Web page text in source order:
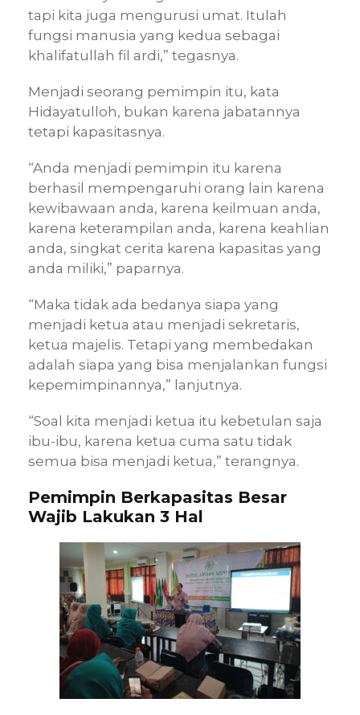
tapi kita juga mengurusi umat. Itulah
fungsi manusia yang kedua sebagai
khalifatullah fil ardi,” tegasnya.
Menjadi seorang pemimpin itu, kata
Hidayatulloh, bukan karena jabatannya
tetapi kapasitasnya.
“Anda menjadi pemimpin itu karena
berhasil mempengaruhi orang lain karena
kewibawaan anda, karena keilmuan anda,
karena keterampilan anda, karena keahlian
anda, singkat cerita karena kapasitas yang
anda miliki,” paparnya.
“Maka tidak ada bedanya siapa yang
menjadi ketua atau menjadi sekretaris,
ketua majelis. Tetapi yang membedakan
adalah siapa yang bisa menjalankan fungsi
kepemimpinannya,” lanjutnya.
“Soal kita menjadi ketua itu kebetulan saja
ibu-ibu, karena ketua cuma satu tidak
semua bisa menjadi ketua,” terangnya.
Pemimpin Berkapasitas Besar
Wajib Lakukan 3 Hal